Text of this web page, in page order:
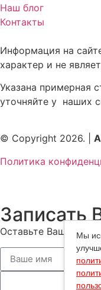
Наш блог
Контакты
Информация на
характер и не
Указана примерная
уточняйте у наших
© Copyright 2026. |
Политика
Мы
Записать
Оставьте Ваш